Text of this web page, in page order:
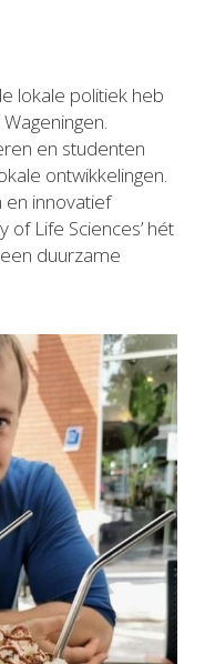
lokale politiek heb
en studenten
ontwikkelingen.
en innovatief
of Life Sciences’ hét
duurzame